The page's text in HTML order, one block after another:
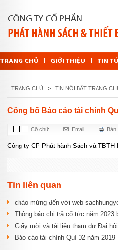
TRANG CHỦ GIỚI THIỆU TIN
TRANG CHỦ TIN NỔI BẬT TRANG
Công bố Báo cáo tài chính
Cỡ chữ Email Bản
Công ty CP Phát hành Sách và
Tin liên quan
chào mừng đến với web
Thông báo chi trả cổ tức năm 2023
Giấy mời và tài liệu tham dự Đại
Báo cáo tài chính Quí 02 năm 2019